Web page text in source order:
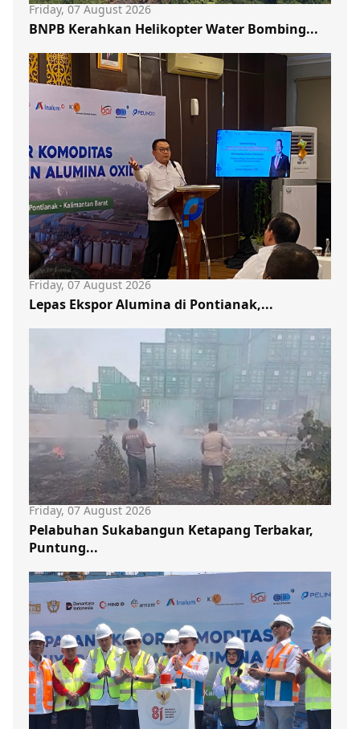
Friday, 07 August 2026
BNPB Kerahkan Helikopter Water Bombing...
Friday, 07 August 2026
Lepas Ekspor Alumina di Pontianak,...
Friday, 07 August 2026
Pelabuhan Sukabangun Ketapang Terbakar,
Puntung...